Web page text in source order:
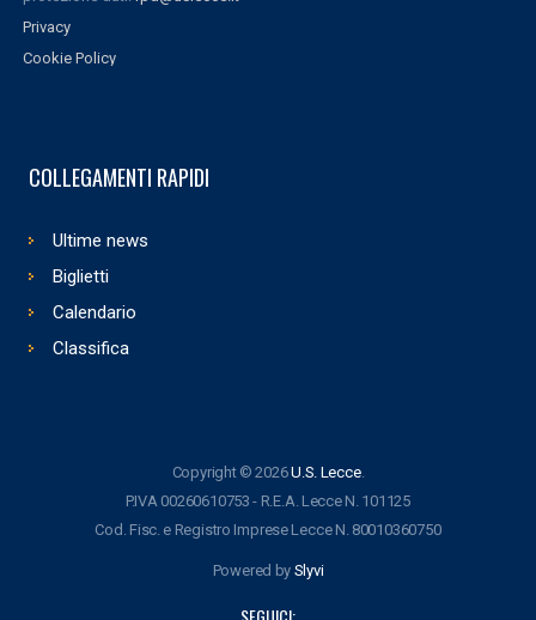
Privacy
Cookie Policy
COLLEGAMENTI RAPIDI
Ultime news
Biglietti
Calendario
Classifica
Copyright © 2026U.S. Lecce.
P.IVA 00260610753 - R.E.A. Lecce N. 101125
Cod. Fisc. e Registro Imprese Lecce N. 80010360750
Powered by Slyvi